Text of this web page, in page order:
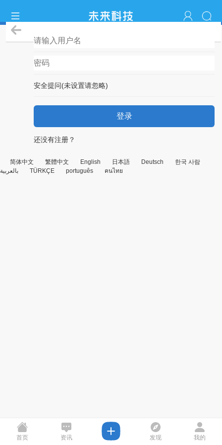
安全提问(未设置请忽略)
登录
还没有注册？
简体中文 繁體中文 English 日本語 Deutsch
한국 사람
بالعربية
TÜRKÇE português คนไทย
首页 资讯 发现 我的